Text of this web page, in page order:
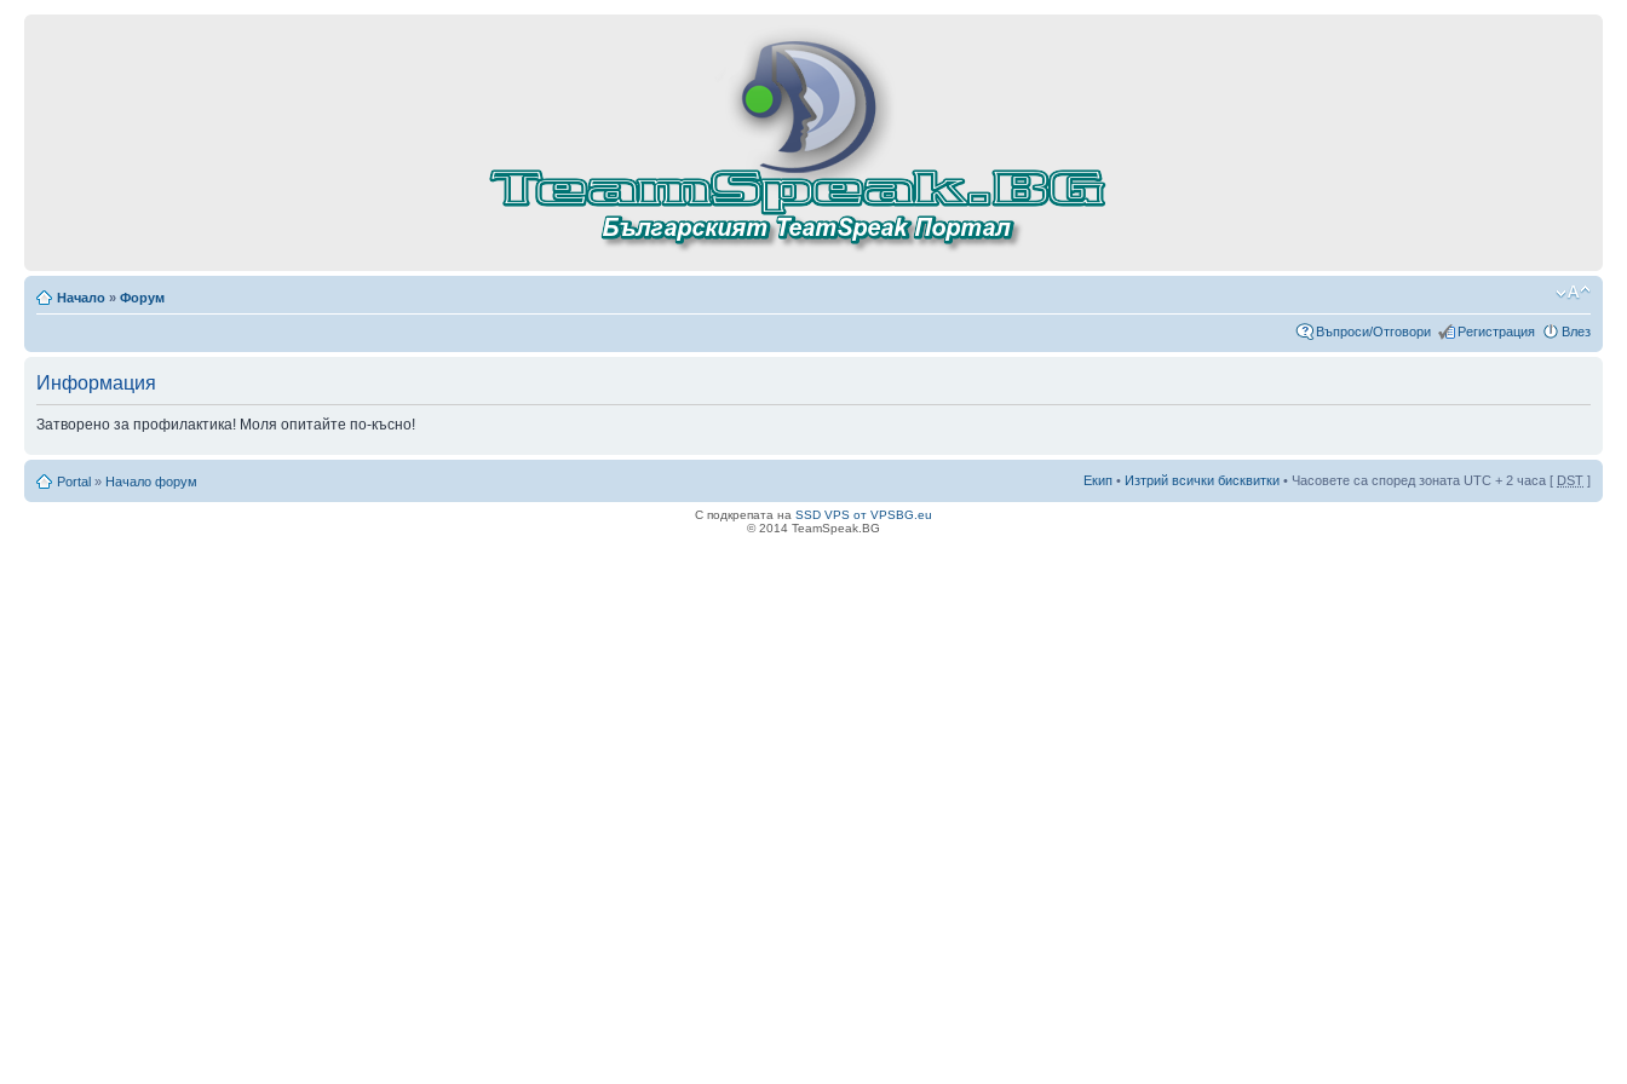
Начало » Форум
Въпроси/Отговори Регистрация Влез
Информация
Затворено за профилактика! Моля опитайте по-късно!
Portal » Начало форум Екип • Изтрий всички бисквитки • Часовете са според зоната UTC + 2 часа [ DST ]
С подкрепата на SSD VPS от VPSBG.eu
© 2014 TeamSpeak.BG